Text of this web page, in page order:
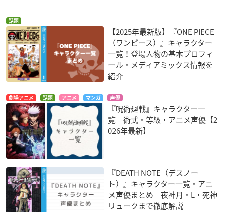
話題
【2025年最新版】『ONE PIECE
（ワンピース）』キャラクター
一覧！登場人物の基本プロフィ
ール・メディアミックス情報を
紹介
劇場アニメ 話題 アニメ マンガ 声優
『呪術廻戦』キャラクター一
覧 術式・等級・アニメ声優【2
026年最新】
『DEATH NOTE（デスノー
ト）』キャラクター一覧・アニ
メ声優まとめ 夜神月・L・死神
リュークまで徹底解説